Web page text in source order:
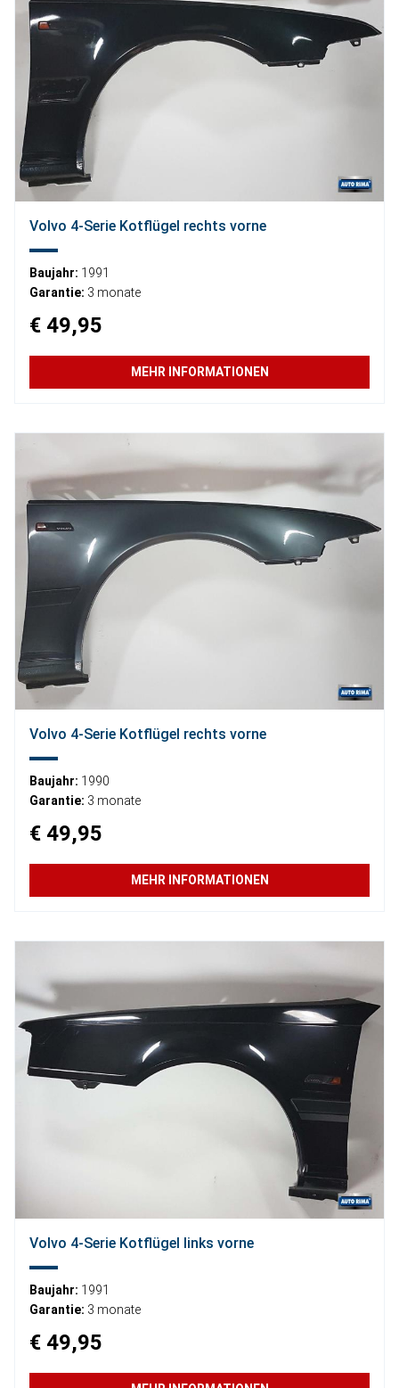
Volvo 4-Serie Kotflügel rechts vorne
Baujahr: 1991
Garantie: 3 monate
€ 49,95
MEHR INFORMATIONEN
Volvo 4-Serie Kotflügel rechts vorne
Baujahr: 1990
Garantie: 3 monate
€ 49,95
MEHR INFORMATIONEN
Volvo 4-Serie Kotflügel links vorne
Baujahr: 1991
Garantie: 3 monate
€ 49,95